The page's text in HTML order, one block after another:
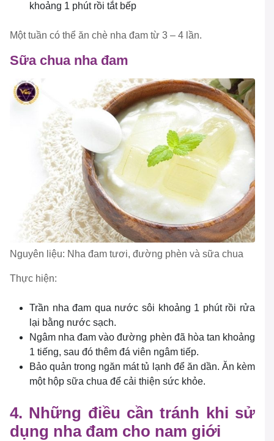
khoảng 1 phút rồi tắt bếp
Một tuần có thể ăn chè nha đam từ 3 – 4 lần.
Sữa chua nha đam
Nguyên liệu: Nha đam tươi, đường phèn và sữa chua
Thực hiện:
Trần nha đam qua nước sôi khoảng 1 phút rồi rửa
lại bằng nước sạch.
Ngâm nha đam vào đường phèn đã hòa tan khoảng
1 tiếng, sau đó thêm đá viên ngâm tiếp.
Bảo quản trong ngăn mát tủ lạnh để ăn dần. Ăn kèm
một hộp sữa chua để cải thiện sức khỏe.
4. Những điều cần tránh khi sử
dụng nha đam cho nam giới